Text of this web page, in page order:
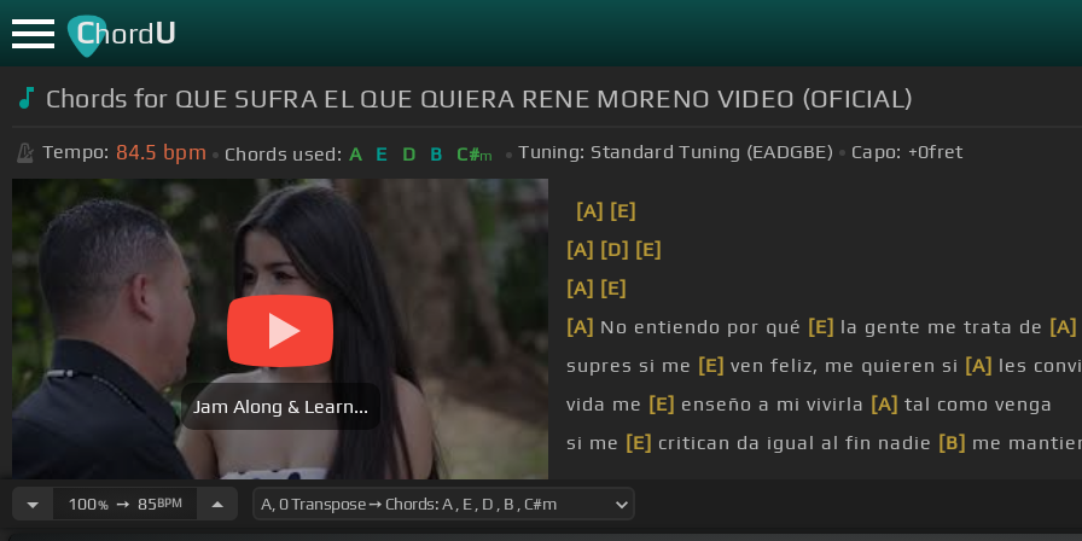
ChordU
Chords for QUE SUFRA EL QUE QUIERA RENE MORENO VIDEO (OFICIAL)
Tempo: 84.5 bpm Chords used: A E D B C#m Tuning: Standard Tuning (EADGBE) Capo: +0fret
Jam Along & Learn...
[A] [E]
[A] [D] [E]
[A] [E]
[A] No entiendo por qué [E] la gente me trata de [A]
supres si me [E] ven feliz, me quieren si [A] les
vida me [E] enseño a mi vivirla [A] tal como venga
si me [E] critican da igual al fin nadie [B] me
100%➙ 85BPM